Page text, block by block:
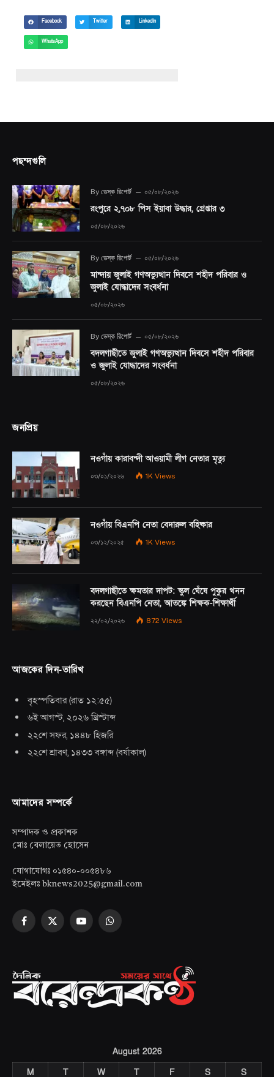
Facebook Twitter LinkedIn
WhatsApp
পছন্দগুলি
By ডেস্ক রিপোর্ট ০৫/০৮/২০২৬
রংপুরে ২,৭০৮ পিস ইয়াবা উদ্ধার, গ্রেপ্তার ৩
০৫/০৮/২০২৬
By ডেস্ক রিপোর্ট ০৫/০৮/২০২৬
মান্দায় জুলাই গণঅভ্যুত্থান দিবসে শহীদ পরিবার ও
জুলাই যোদ্ধাদের সংবর্ধনা
০৫/০৮/২০২৬
By ডেস্ক রিপোর্ট ০৫/০৮/২০২৬
বদলগাছীতে জুলাই গণঅভ্যুত্থান দিবসে শহীদ পরিবার
ও জুলাই যোদ্ধাদের সংবর্ধনা
০৫/০৮/২০২৬
জনপ্রিয়
নওগাঁয় কারাবন্দী আওয়ামী লীগ নেতার মৃত্যু
০৩/০১/২০২৬ 1K Views
নওগাঁয় বিএনপি নেতা বেদারুল বহিষ্কার
০৩/১২/২০২৫ 1K Views
বদলগাছীতে ক্ষমতার দাপট: স্কুল ঘেঁষে পুকুর খনন
করছেন বিএনপি নেতা, আতঙ্কে শিক্ষক-শিক্ষার্থী
২২/০২/২০২৬ 872 Views
আজকের দিন-তারিখ
বৃহস্পতিবার(রাত ১২:৫৫)
৬ই আগস্ট, ২০২৬ খ্রিস্টাব্দ
২২শে সফর, ১৪৪৮ হিজরি
২২শে শ্রাবণ, ১৪৩৩ বঙ্গাব্দ (বর্ষাকাল)
আমাদের সম্পর্কে
সম্পাদক ও প্রকাশক
মোঃ বেলায়েত হোসেন
যোগাযোগঃ ০১৫৪০-০০৫৪৮৬
ইমেইলঃ bknews2025@gmail.com
Facebook
X
YouTubeWhatsApp
August 2026
M
T W T F S S